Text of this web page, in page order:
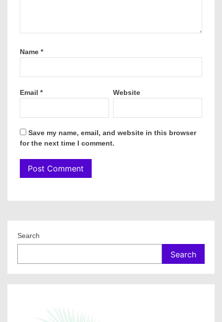
Name *
Email * Website
Save my name, email, and website in this browser
for the next time I comment.
Search
Search